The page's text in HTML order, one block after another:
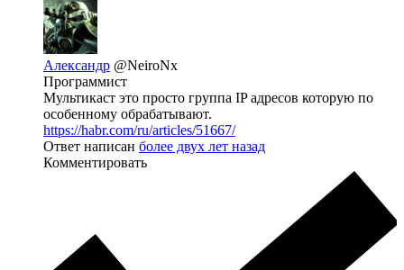
Александр @NeiroNx
Программист
Мультикаст это просто группа IP адресов которую по
особенному обрабатывают.
https://habr.com/ru/articles/51667/
Ответ написан более двух лет назад
Комментировать